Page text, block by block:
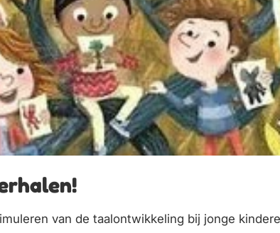
van de taalontwikkeling bij jonge